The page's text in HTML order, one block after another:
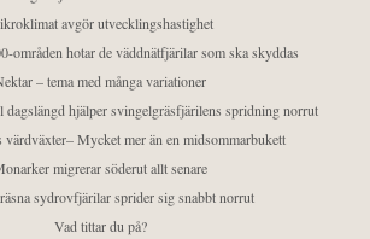
avgör utvecklingshastighet
områden hotar de väddnätfjärilar som ska skyddas
– tema med många variationer
dagslängd hjälper svingelgräsfjärilens spridning norrut
värdväxter– Mycket mer än en midsommarbukett
migrerar söderut allt senare
sydrovfjärilar sprider sig snabbt norrut
Vad tittar du på?